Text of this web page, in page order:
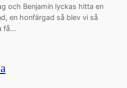
och Benjamin lyckas hitta en
en honfärgad så blev vi så
få…